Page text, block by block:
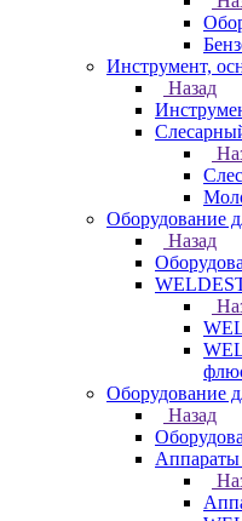
Инструмент,
Назад
Оборудование
Назад
Оборудование
Назад
Аппараты